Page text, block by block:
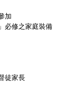
加
必修之家庭裝備
徒家長